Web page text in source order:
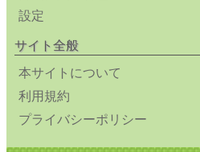
設定
サイト全般
本サイトについて
利用規約
プライバシーポリシー